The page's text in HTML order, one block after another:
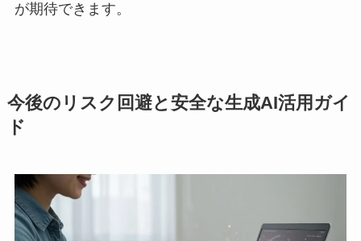
が期待できます。
今後のリスク回避と安全な生成AI活用ガイ
ド